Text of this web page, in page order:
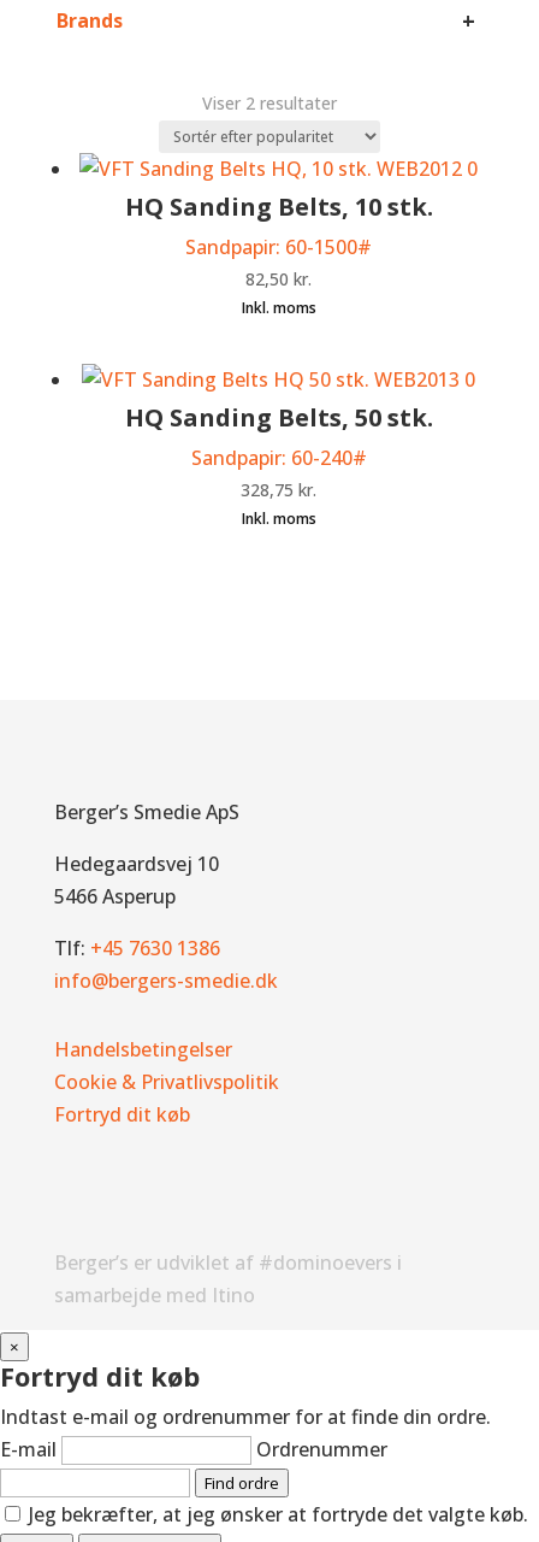
Brands +
Viser 2 resultaterSorteret
efter
popularitet
HQ Sanding Belts, 10 stk.
Sandpapir: 60-1500#
82,50kr.
HQ Sanding Belts, 50 stk.
Sandpapir: 60-240#
328,75kr.
Berger’s Smedie ApS
Hedegaardsvej 10
5466 Asperup
Tlf: +45 7630 1386
info@bergers-smedie.dk
Handelsbetingelser
Cookie & Privatlivspolitik
Fortryd dit køb
Berger’s er udviklet af #dominoevers i
samarbejde med Itino
×
Fortryd dit køb
Indtast e-mail og ordrenummer for at finde din ordre.
E-mail
Ordrenummer
Find ordre
Jeg bekræfter, at jeg ønsker at fortryde det valgte køb.